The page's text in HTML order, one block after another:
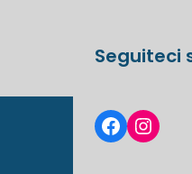
Seguiteci
Facebook